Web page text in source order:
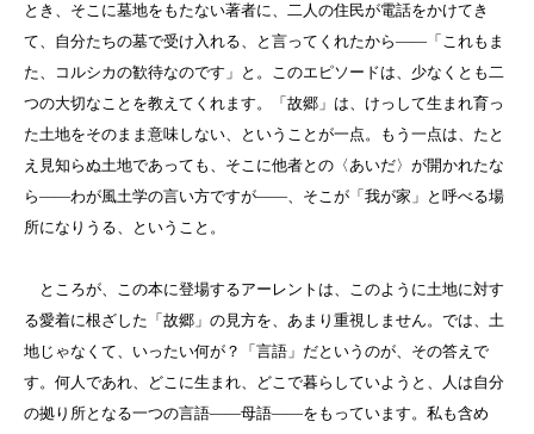
とき、そこに墓地をもたない著者に、二人の住民が電話をかけてき
て、自分たちの墓で受け入れる、と言ってくれたから――「これもま
た、コルシカの歓待なのです」と。このエピソードは、少なくとも二
つの大切なことを教えてくれます。「故郷」は、けっして生まれ育っ
た土地をそのまま意味しない、ということが一点。もう一点は、たと
え見知らぬ土地であっても、そこに他者との〈あいだ〉が開かれたな
ら――わが風土学の言い方ですが――、そこが「我が家」と呼べる場
所になりうる、ということ。
ところが、この本に登場するアーレントは、このように土地に対す
る愛着に根ざした「故郷」の見方を、あまり重視しません。では、土
地じゃなくて、いったい何が？「言語」だというのが、その答えで
す。何人であれ、どこに生まれ、どこで暮らしていようと、人は自分
の拠り所となる一つの言語――母語――をもっています。私も含め